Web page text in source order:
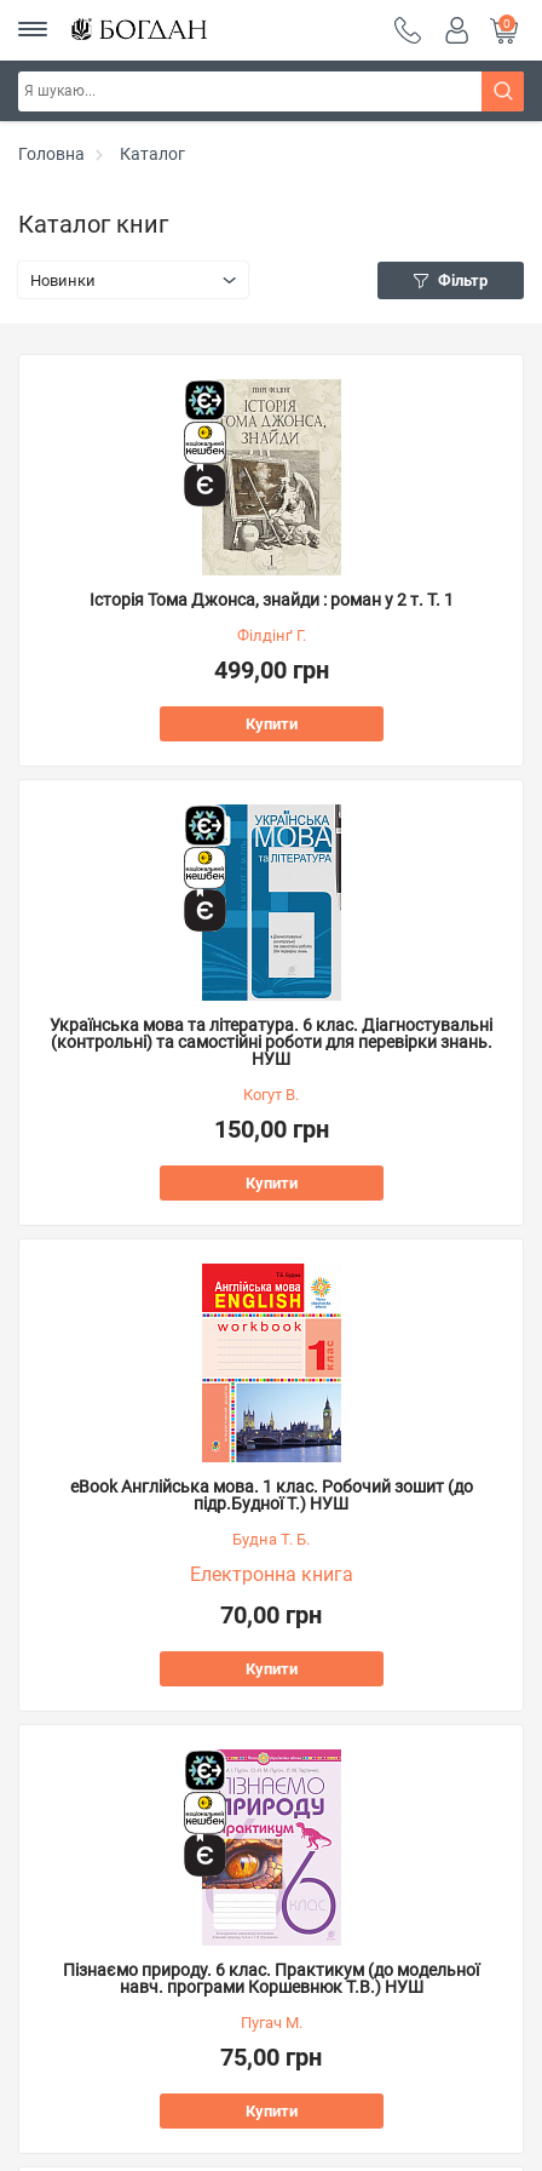
0
Головна Каталог
Каталог книг
Новинки Фільтр
Історія Тома Джонса, знайди : роман у 2 т. Т. 1
Філдінґ Г.
499,00 грн
Купити
Українська мова та література. 6 клас. Діагностувальні
(контрольні) та самостійні роботи для перевірки знань.
НУШ
Когут В.
150,00 грн
Купити
eBook Англійська мова. 1 клас. Робочий зошит (до
підр.Будної Т.) НУШ
Будна Т. Б.
Електронна книга
70,00 грн
Купити
Пізнаємо природу. 6 клас. Практикум (до модельної
навч. програми Коршевнюк Т.В.) НУШ
Пугач М.
75,00 грн
Купити